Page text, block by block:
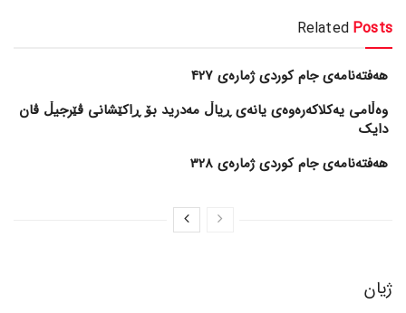
Related Posts
هەفتەنامەی جام کوردی ژمارەی 427
وەڵامی یەکلاکەرەوەی یانەی ڕیاڵ مەدرید بۆ ڕاکێشانی ڤێرجیڵ ڤان
دایک
هەفتەنامەی جام کوردی ژمارەی 328
ژیان